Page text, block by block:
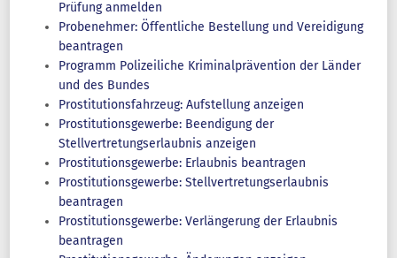
Prüfung anmelden
Probenehmer: Öffentliche Bestellung und Vereidigung
beantragen
Programm Polizeiliche Kriminalprävention der Länder
und des Bundes
Prostitutionsfahrzeug: Aufstellung anzeigen
Prostitutionsgewerbe: Beendigung der
Stellvertretungserlaubnis anzeigen
Prostitutionsgewerbe: Erlaubnis beantragen
Prostitutionsgewerbe: Stellvertretungserlaubnis
beantragen
Prostitutionsgewerbe: Verlängerung der Erlaubnis
beantragen